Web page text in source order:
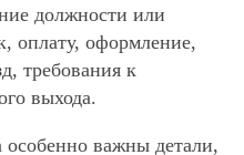
должности или
оплату, оформление,
требования к
выхода.
важны детали,